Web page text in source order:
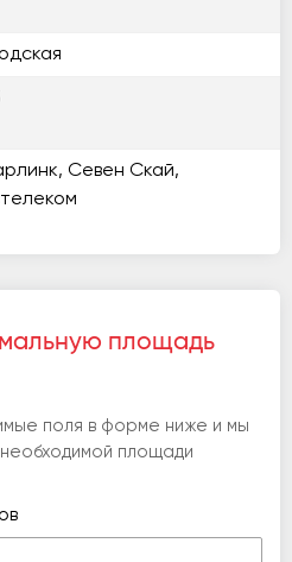
Севен Скай,
площадь
поля в форме ниже и мы
площади